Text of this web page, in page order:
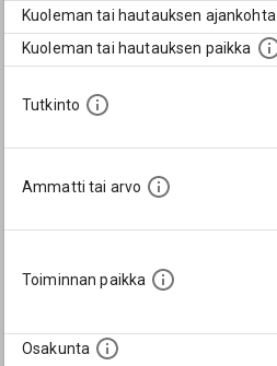
Kuoleman tai hautauksen ajankohta
Kuoleman tai hautauksen paikka
Tutkinto
Ammatti tai arvo
Toiminnan paikka
Osakunta